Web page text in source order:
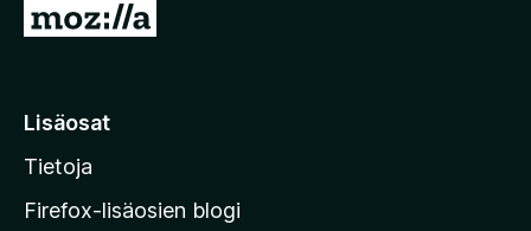
S
r
y
M
Lisäosat
Tietoja
Firefox-lisäosien blogi